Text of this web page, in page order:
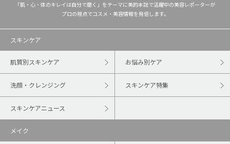
「肌・心・体のキレイは自分で磨く」をテーマに美的本誌で活躍中の美容レポーターが
プロの視点でコスメ・美容情報を発信します。
スキンケア
肌質別スキンケア お悩み別ケア
洗顔・クレンジング スキンケア特集
スキンケアニュース
メイク